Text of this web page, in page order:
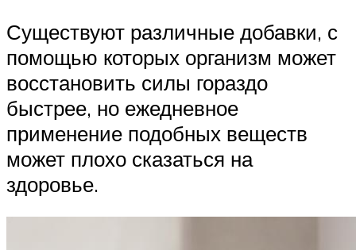
Существуют различные добавки, с
помощью которых организм может
восстановить силы гораздо
быстрее, но ежедневное
применение подобных веществ
может плохо сказаться на
здоровье.